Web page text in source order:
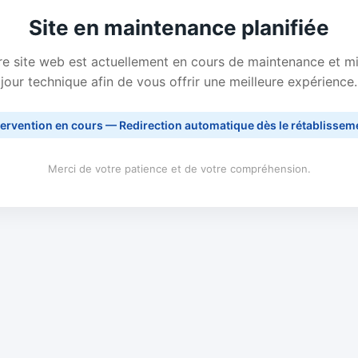
Site en maintenance planifiée
site web est actuellement en cours de maintenance et
jour technique afin de vous offrir une meilleure expérience.
en cours — Redirection automatique dès le
Merci de votre patience et de votre compréhension.